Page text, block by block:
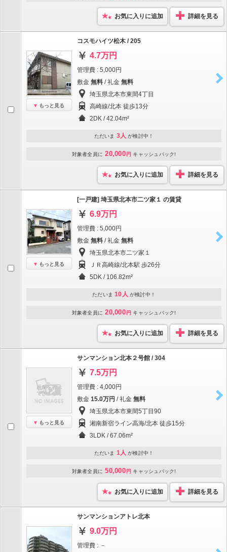
お気に入りに追加 詳細を見る
もっと見る
コスモハイツ松木 / 205
4.7万円
管理費 : 5,000円
敷金 無料 / 礼金 無料
埼玉県北本市東間4丁目
高崎線/北本 徒歩13分
2DK / 42.04m²
ただいま 3人 が検討中！
対象者全員に 20,000 円 キャッシュバック!
お気に入りに追加 詳細を見る
もっと見る
[一戸建] 埼玉県北本市二ツ家１ の賃貸
6.9万円
管理費 : 5,000円
敷金 無料 / 礼金 無料
埼玉県北本市二ツ家１
ＪＲ高崎線/北本駅 歩26分
5DK / 106.82m²
ただいま 10人 が検討中！
対象者全員に 20,000 円 キャッシュバック!
お気に入りに追加 詳細を見る
もっと見る
サンマンション北本２号館 / 304
7.5万円
管理費 : 4,000円
敷金 15.0万円 / 礼金 無料
埼玉県北本市東間5丁目90
湘南新宿ライン高海/北本 徒歩15分
3LDK / 67.06m²
ただいま 1人 が検討中！
対象者全員に 50,000 円 キャッシュバック!
お気に入りに追加 詳細を見る
サンマンションアトレ北本
9.0万円
管理費 : －